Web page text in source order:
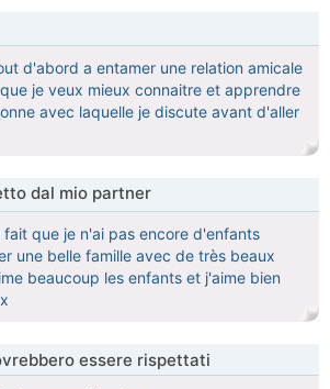
d'abord a entamer une relation amicale
je veux mieux connaitre et apprendre
avec laquelle je discute avant d'aller
dal mio partner
que je n'ai pas encore d'enfants
une belle famille avec de très beaux
beaucoup les enfants et j'aime bien
essere rispettati